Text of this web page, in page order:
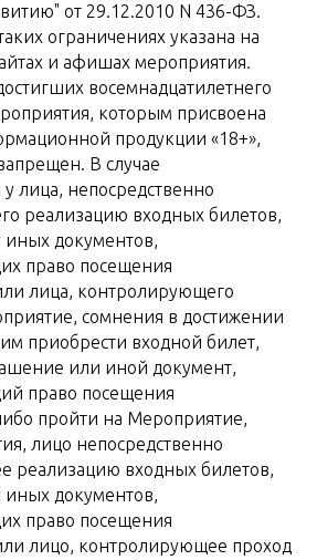
от 29.12.2010 N 436-ФЗ.
ограничениях указана на
и афишах мероприятия.
восемнадцатилетнего
которым присвоена
продукции «18+»,
В случае
лица, непосредственно
реализацию входных билетов,
документов,
право посещения
лица, контролирующего
сомнения в достижении
приобрести входной билет,
или иной документ,
право посещения
пройти на Мероприятие,
лицо непосредственно
реализацию входных билетов,
документов,
право посещения
лицо, контролирующее проход